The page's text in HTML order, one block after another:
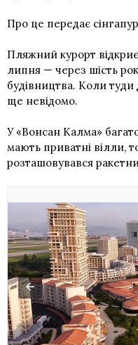
Про це передає
Пляжний курорт
липня — через шість
будівництва. Коли туди
ще невідомо.
У «Вонсан Калма»
мають приватні вілли,
розташовувався